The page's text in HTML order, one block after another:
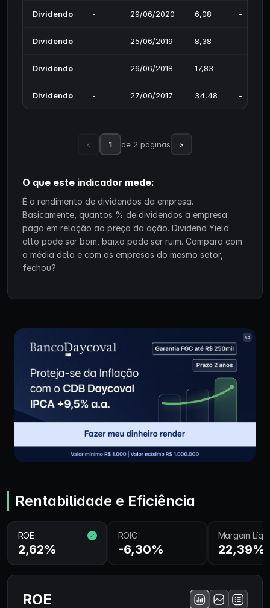
Dividendo - 29/06/2020 6,08 -
Dividendo - 25/06/2019 8,38 -
Dividendo - 26/06/2018 17,83 -
Dividendo - 27/06/2017 34,48 -
< 1 de 2 páginas >
O que este indicador mede:
É o rendimento de dividendos da empresa.
Basicamente, quantos % de dividendos a empresa
paga em relação ao preço da ação. Dividend Yield
alto pode ser bom, baixo pode ser ruim. Compara com
a média dela e com as empresas do mesmo setor,
fechou?
Rentabilidade e Eficiência
ROE
2,62%
ROIC
-6,30%
Margem
22,39%
ROE